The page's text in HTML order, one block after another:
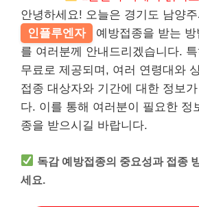
안녕하세요! 오늘은 경기도 남양
인플루엔자
예방접종을 받는
를 여러분께 안내드리겠습니다.
무료로 제공되며, 여러 연령대와
접종 대상자와 기간에 대한 정보
다. 이를 통해 여러분이 필요한 정
종을 받으시길 바랍니다.
독감 예방접종의 중요성과 접종
세요.